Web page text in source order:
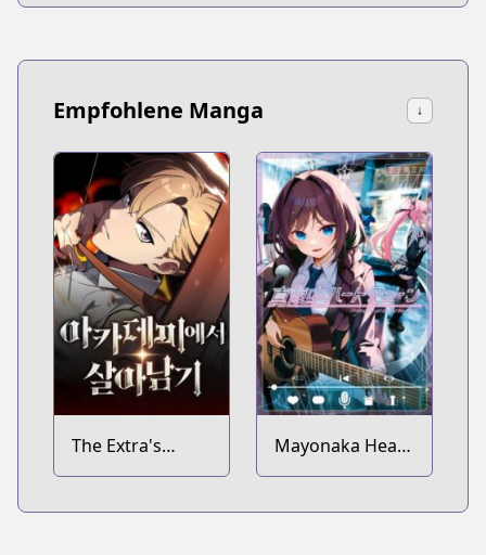
Empfohlene Manga ↓
The Extra's
Academy
Mayonaka Heart
Tune